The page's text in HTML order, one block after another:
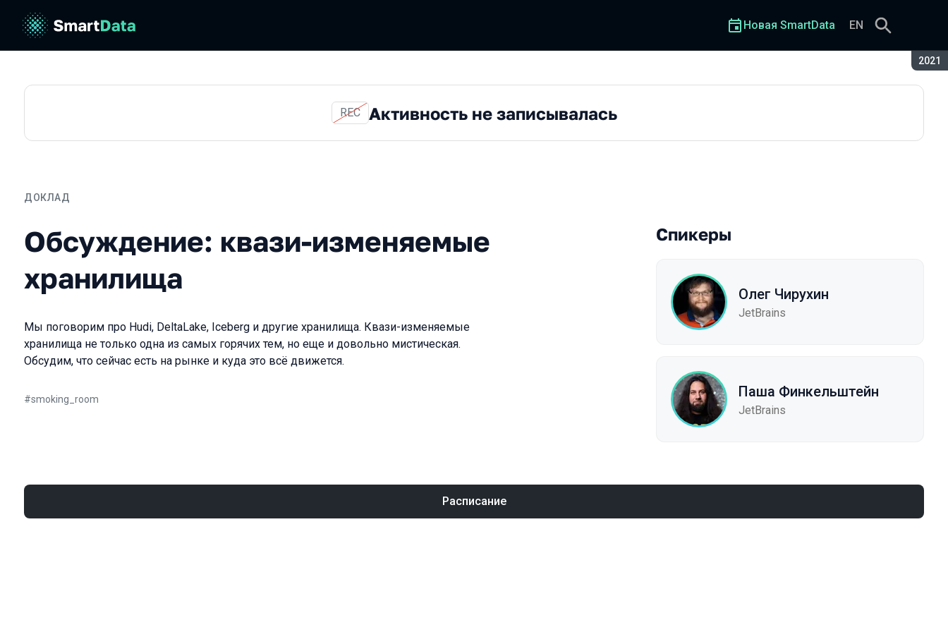
2021
Новая SmartData EN
REC Активность не записывалась
ДОКЛАД
Обсуждение: квази-изменяемые хранилища
Обсуждение: квази-изменяемые
хранилища
Мы поговорим про Hudi, DeltaLake, Iceberg и другие хранилища. Квази-изменяемые
хранилища не только одна из самых горячих тем, но еще и довольно мистическая.
Обсудим, что сейчас есть на рынке и куда это всё движется.
#smoking_room
Спикеры
Олег Чирухин
JetBrains
Паша Финкельштейн
JetBrains
Расписание